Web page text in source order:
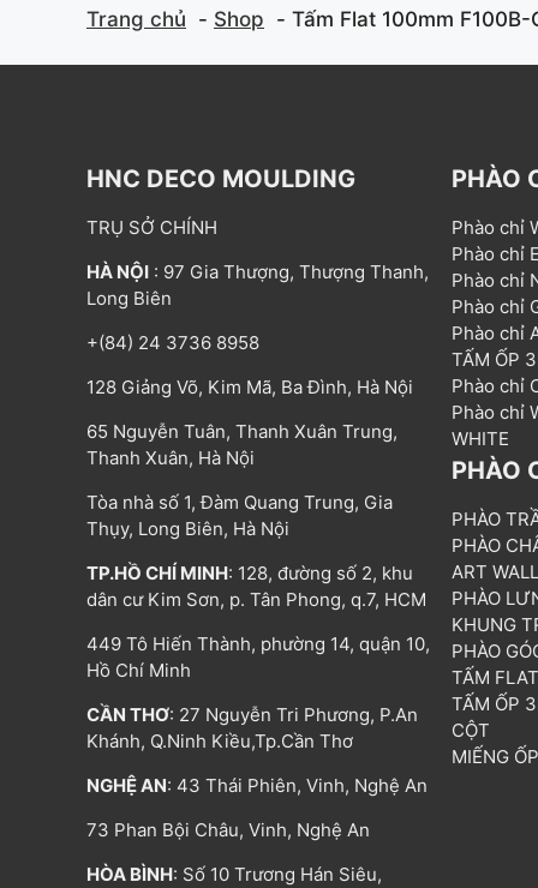
Trang chủ Shop Tấm Flat 100mm F100B-
HNC DECO MOULDING
TRỤ SỞ CHÍNH
HÀ NỘI : 97 Gia Thượng, Thượng Thanh,
Long Biên
+(84) 24 3736 8958
128 Giảng Võ, Kim Mã, Ba Đình, Hà Nội
65 Nguyễn Tuân, Thanh Xuân Trung,
Thanh Xuân, Hà Nội
Tòa nhà số 1, Đàm Quang Trung, Gia
Thụy, Long Biên, Hà Nội
TP.HỒ CHÍ MINH: 128, đường số 2, khu
dân cư Kim Sơn, p. Tân Phong, q.7, HCM
449 Tô Hiến Thành, phường 14, quận 10,
Hồ Chí Minh
CẦN THƠ: 27 Nguyễn Tri Phương, P.An
Khánh, Q.Ninh Kiều,Tp.Cần Thơ
NGHỆ AN: 43 Thái Phiên, Vinh, Nghệ An
73 Phan Bội Châu, Vinh, Nghệ An
HÒA BÌNH: Số 10 Trương Hán Siêu,
PHÀO
Phào chỉ
Phào chỉ
Phào chỉ
Phào chỉ
Phào chỉ
TẤM ỐP
Phào chỉ
Phào chỉ
WHITE
PHÀO
PHÀO
PHÀO
ART WALL
PHÀO
KHUNG
PHÀO
TẤM FLAT
TẤM ỐP
CỘT
MIẾNG ỐP